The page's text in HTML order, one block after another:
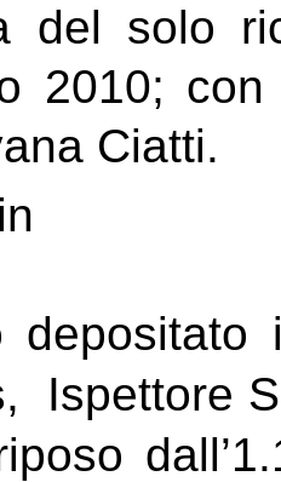
del solo
2010; con
Ciatti.
Ispettore